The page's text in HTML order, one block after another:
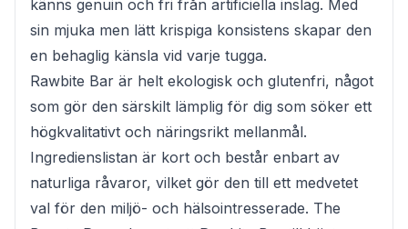
känns genuin och fri från artificiella inslag. Med
sin mjuka men lätt krispiga konsistens skapar den
en behaglig känsla vid varje tugga.
Rawbite Bar är helt ekologisk och glutenfri, något
som gör den särskilt lämplig för dig som söker ett
högkvalitativt och näringsrikt mellanmål.
Ingredienslistan är kort och består enbart av
naturliga råvaror, vilket gör den till ett medvetet
val för den miljö- och hälsointresserade. The